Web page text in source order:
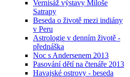
Vernisáž výstavy Miloše
Satrapy
Beseda o životě mezi indiány
v Peru
Astrologie v denním životě -
přednáška
Noc s Andersenem 2013
Pasování dětí na čtenáře 2013
Havajské ostrovy - beseda